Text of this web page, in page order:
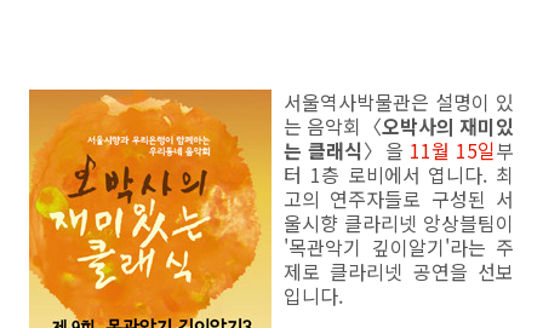
서울역사박물관은 설명이 있
는 음악회〈오박사의 재미있
는 클래식〉을 11월 15일부
터 1층 로비에서 엽니다. 최
고의 연주자들로 구성된 서
울시향 클라리넷 앙상블팀이
'목관악기 깊이알기'라는 주
제로 클라리넷 공연을 선보
입니다.